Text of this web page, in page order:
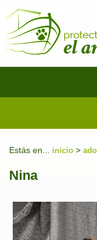
Estás en... inicio >
Nina